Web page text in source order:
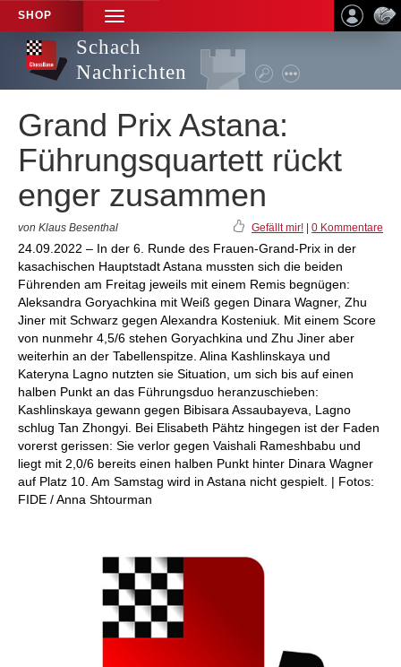
SHOP
TOGGLE
NAVIGATION
Schach
Nachrichten
Grand Prix Astana:
Führungsquartett rückt
enger zusammen
von Klaus Besenthal Gefällt mir! 0 Kommentare
24.09.2022 – In der 6. Runde des Frauen-Grand-Prix in der
kasachischen Hauptstadt Astana mussten sich die beiden
Führenden am Freitag jeweils mit einem Remis begnügen:
Aleksandra Goryachkina mit Weiß gegen Dinara Wagner, Zhu
Jiner mit Schwarz gegen Alexandra Kosteniuk. Mit einem Score
von nunmehr 4,5/6 stehen Goryachkina und Zhu Jiner aber
weiterhin an der Tabellenspitze. Alina Kashlinskaya und
Kateryna Lagno nutzten sie Situation, um sich bis auf einen
halben Punkt an das Führungsduo heranzuschieben:
Kashlinskaya gewann gegen Bibisara Assaubayeva, Lagno
schlug Tan Zhongyi. Bei Elisabeth Pähtz hingegen ist der Faden
vorerst gerissen: Sie verlor gegen Vaishali Rameshbabu und
liegt mit 2,0/6 bereits einen halben Punkt hinter Dinara Wagner
auf Platz 10. Am Samstag wird in Astana nicht gespielt. | Fotos:
FIDE / Anna Shtourman